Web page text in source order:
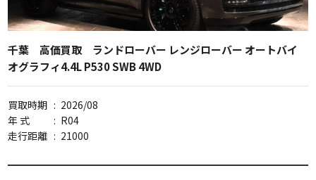
千葉 高価買取 ランドローバー レンジローバー オートバイ
オグラフィ4.4L P530 SWB 4WD
買取時期 : 2026/08
年 式
: R04
走行距離 : 21000